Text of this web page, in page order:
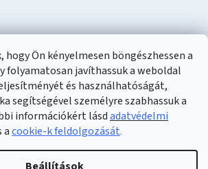
Ön kényelmesen böngészhessen a
folyamatosan javíthassuk a weboldal
és használhatóságát,
segítségével személyre szabhassuk a
információkért lásdadatvédelmi
acookie-k feldolgozását.
Shoptet készítette